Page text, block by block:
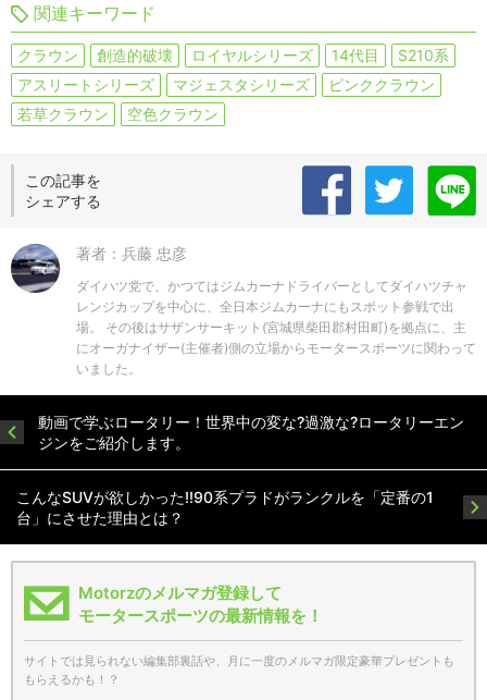
関連キーワード
クラウン 創造的破壊 ロイヤルシリーズ 14代目
S210系
アスリートシリーズ
マジェスタシリーズ
ピンククラウン
若草クラウン
空色クラウン
この記事を
シェアする
著者：兵藤 忠彦
ダイハツ党で、かつてはジムカーナドライバーとしてダイハツチャ
レンジカップを中心に、全日本ジムカーナにもスポット参戦で出
場。 その後はサザンサーキット(宮城県柴田郡村田町)を拠点に、主
にオーガナイザー(主催者)側の立場からモータースポーツに関わって
いました。
動画で学ぶロータリー！世界中の変な?過激な?ロータリーエン
ジンをご紹介します。
こんなSUVが欲しかった!!90系プラドがランクルを「定番の1
台」にさせた理由とは？
Motorzのメルマガ登録して
モータースポーツの最新情報を！
サイトでは見られない編集部裏話や、月に一度のメルマガ限定豪華プレゼントも
もらえるかも！？